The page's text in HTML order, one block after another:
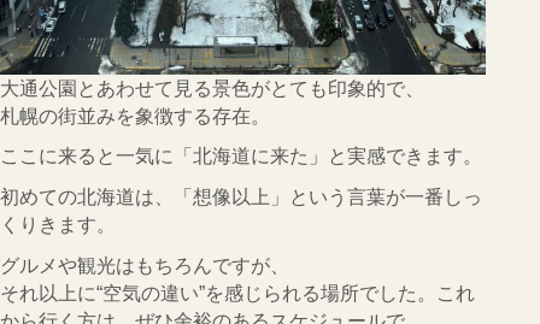
大通公園とあわせて見る景色がとても印象的で、
札幌の街並みを象徴する存在。
ここに来ると一気に「北海道に来た」と実感できます。
初めての北海道は、「想像以上」という言葉が一番しっ
くりきます。
グルメや観光はもちろんですが、
それ以上に“空気の違い”を感じられる場所でした。これ